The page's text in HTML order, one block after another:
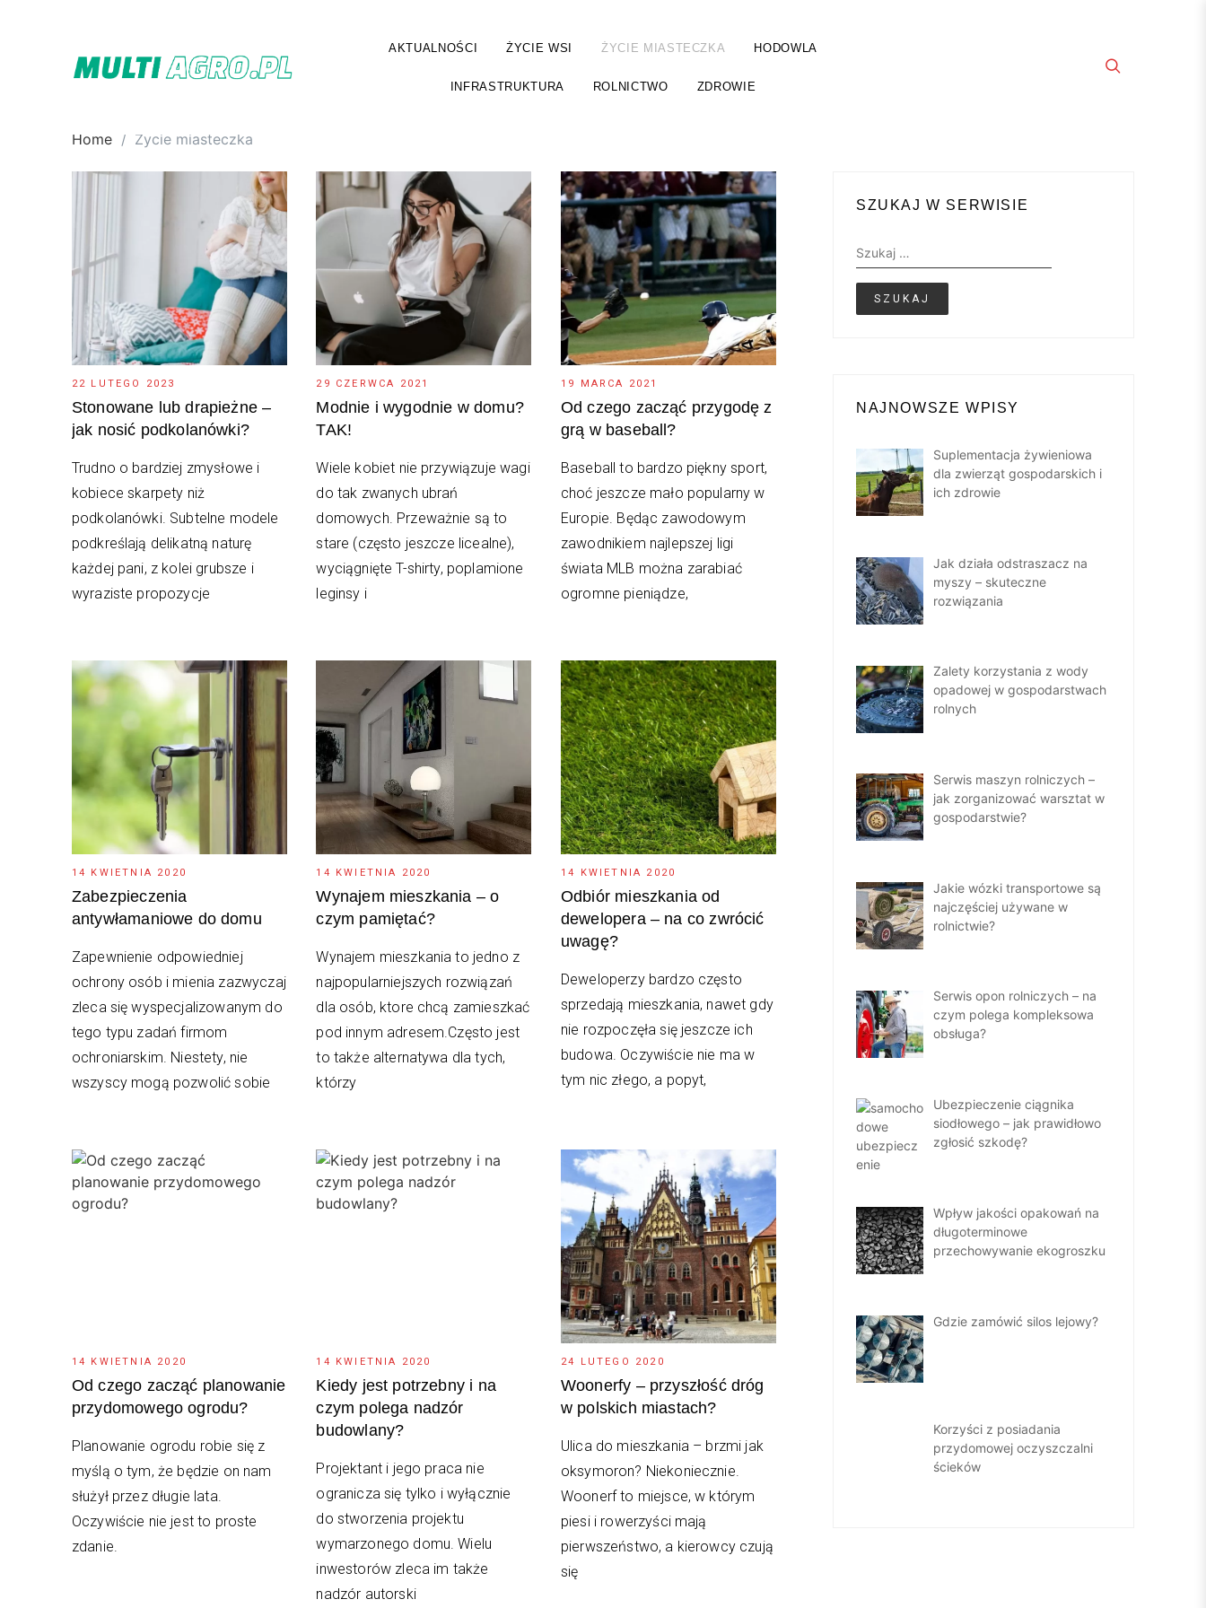
AKTUALNOŚCI ŻYCIE WSI ŻYCIE MIASTECZKA HODOWLA
INFRASTRUKTURA ROLNICTWO ZDROWIE
Home Życie miasteczka
22 LUTEGO 2023
Stonowane lub drapieżne –
jak nosić podkolanówki?
Trudno o bardziej zmysłowe i
kobiece skarpety niż
podkolanówki. Subtelne modele
podkreślają delikatną naturę
każdej pani, z kolei grubsze i
wyraziste propozycje
29 CZERWCA 2021
Modnie i wygodnie w domu?
TAK!
Wiele kobiet nie przywiązuje wagi
do tak zwanych ubrań
domowych. Przeważnie są to
stare (często jeszcze licealne),
wyciągnięte T-shirty, poplamione
leginsy i
19 MARCA 2021
Od czego zacząć przygodę z
grą w baseball?
Baseball to bardzo piękny sport,
choć jeszcze mało popularny w
Europie. Będąc zawodowym
zawodnikiem najlepszej ligi
świata MLB można zarabiać
ogromne pieniądze,
14 KWIETNIA 2020
Zabezpieczenia
antywłamaniowe do domu
Zapewnienie odpowiedniej
ochrony osób i mienia zazwyczaj
zleca się wyspecjalizowanym do
tego typu zadań firmom
ochroniarskim. Niestety, nie
wszyscy mogą pozwolić sobie
14 KWIETNIA 2020
Wynajem mieszkania – o
czym pamiętać?
Wynajem mieszkania to jedno z
najpopularniejszych rozwiązań
dla osób, ktore chcą zamieszkać
pod innym adresem.Często jest
to także alternatywa dla tych,
którzy
14 KWIETNIA 2020
Odbiór mieszkania od
dewelopera – na co zwrócić
uwagę?
Deweloperzy bardzo często
sprzedają mieszkania, nawet gdy
nie rozpoczęła się jeszcze ich
budowa. Oczywiście nie ma w
tym nic złego, a popyt,
14 KWIETNIA 2020
Od czego zacząć planowanie
przydomowego ogrodu?
Planowanie ogrodu robie się z
myślą o tym, że będzie on nam
służył przez długie lata.
Oczywiście nie jest to proste
zdanie.
14 KWIETNIA 2020
Kiedy jest potrzebny i na
czym polega nadzór
budowlany?
Projektant i jego praca nie
ogranicza się tylko i wyłącznie
do stworzenia projektu
wymarzonego domu. Wielu
inwestorów zleca im także
nadzór autorski
24 LUTEGO 2020
Woonerfy – przyszłość dróg
w polskich miastach?
Ulica do mieszkania – brzmi jak
oksymoron? Niekoniecznie.
Woonerf to miejsce, w którym
piesi i rowerzyści mają
pierwszeństwo, a kierowcy czują
się
SZUKAJ W SERWISIE
Szukaj:
NAJNOWSZE WPISY
Suplementacja żywieniowa
dla zwierząt gospodarskich i
ich zdrowie
Jak działa odstraszacz na
myszy – skuteczne
rozwiązania
Zalety korzystania z wody
opadowej w gospodarstwach
rolnych
Serwis maszyn rolniczych –
jak zorganizować warsztat w
gospodarstwie?
Jakie wózki transportowe są
najczęściej używane w
rolnictwie?
Serwis opon rolniczych – na
czym polega kompleksowa
obsługa?
Ubezpieczenie ciągnika
siodłowego – jak prawidłowo
zgłosić szkodę?
Wpływ jakości opakowań na
długoterminowe
przechowywanie ekogroszku
Gdzie zamówić silos lejowy?
Korzyści z posiadania
przydomowej oczyszczalni
ścieków